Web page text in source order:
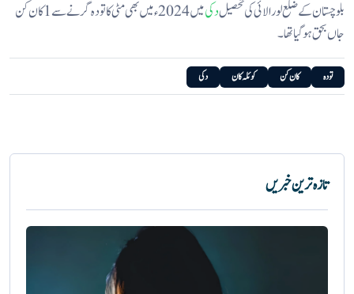
بلوچستان کے ضلع لورالائی کی تحصیلدکی
میں 2024ء میں بھی مٹی کا تودہ گرنے سے 1 کان کن
جاں بحق ہو گیا تھا۔
تودہ کان کن کوئلہ کان دکی
تازہ ترین خبریں